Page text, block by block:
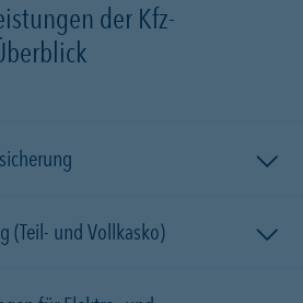
der Kfz-
(Teil- und Vollkasko)